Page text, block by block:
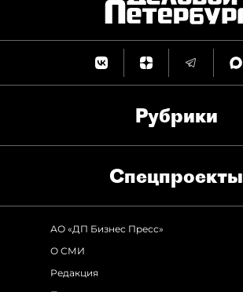
Рубрики
Спец­проекты
АО «ДП Бизнес Пресс»
О СМИ
Редакция